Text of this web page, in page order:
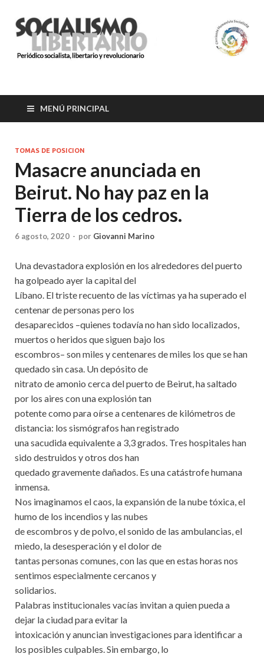
SOCIALISMO
LIBERTARIO
MENÚ PRINCIPAL
TOMAS DE POSICION
Masacre anunciada en
Beirut. No hay paz en la
Tierra de los cedros.
6 agosto, 2020 - por Giovanni Marino
Una devastadora explosión en los alrededores del puerto
ha golpeado ayer la capital del
Líbano. El triste recuento de las víctimas ya ha superado el
centenar de personas pero los
desaparecidos –quienes todavía no han sido localizados,
muertos o heridos que siguen bajo los
escombros– son miles y centenares de miles los que se han
quedado sin casa. Un depósito de
nitrato de amonio cerca del puerto de Beirut, ha saltado
por los aires con una explosión tan
potente como para oírse a centenares de kilómetros de
distancia: los sismógrafos han registrado
una sacudida equivalente a 3,3 grados. Tres hospitales han
sido destruidos y otros dos han
quedado gravemente dañados. Es una catástrofe humana
inmensa.
Nos imaginamos el caos, la expansión de la nube tóxica, el
humo de los incendios y las nubes
de escombros y de polvo, el sonido de las ambulancias, el
miedo, la desesperación y el dolor de
tantas personas comunes, con las que en estas horas nos
sentimos especialmente cercanos y
solidarios.
Palabras institucionales vacías invitan a quien pueda a
dejar la ciudad para evitar la
intoxicación y anuncian investigaciones para identificar a
los posibles culpables. Sin embargo, lo